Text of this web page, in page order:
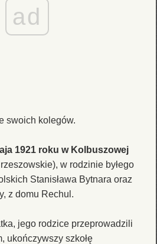
ad
swoich kolegów.
1921 roku w Kolbuszowej
w rodzinie byłego
Stanisława Bytnara oraz
z domu Rechul.
jego rodzice przeprowadzili
ukończywszy szkołę